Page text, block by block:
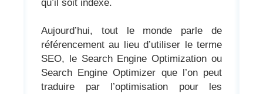
qu’il soit indexé.
Aujourd’hui, tout le monde parle de
référencement au lieu d’utiliser le terme
SEO, le Search Engine Optimization ou
Search Engine Optimizer que l’on peut
traduire par l’optimisation pour les